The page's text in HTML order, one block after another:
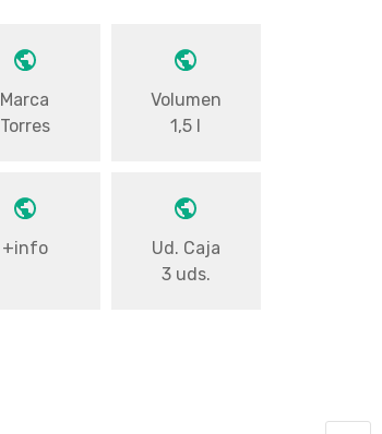
Marca
Torres
Volumen
1,5 l
+info
Ud. Caja
3 uds.